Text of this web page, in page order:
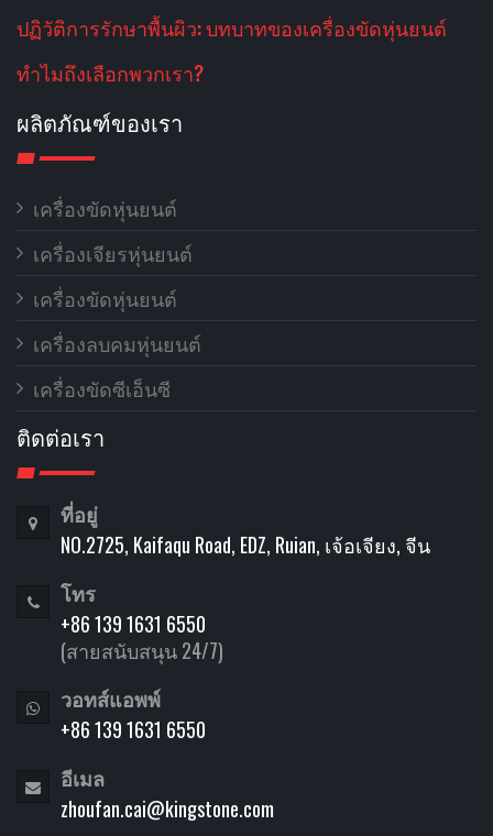
ปฏิวัติการรักษาพื้นผิว: บทบาทของเครื่องขัดหุ่นยนต์
ทําไมถึงเลือกพวกเรา?
ผลิตภัณฑ์ของเรา
เครื่องขัดหุ่นยนต์
เครื่องเจียรหุ่นยนต์
เครื่องขัดหุ่นยนต์
เครื่องลบคมหุ่นยนต์
เครื่องขัดซีเอ็นซี
ติดต่อเรา
ที่อยู่
NO.2725, Kaifaqu Road, EDZ, Ruian, เจ้อเจียง, จีน
โทร
+86 139 1631 6550
(สายสนับสนุน 24/7)
วอทส์แอพพ์
+86 139 1631 6550
อีเมล
zhoufan.cai@kingstone.com